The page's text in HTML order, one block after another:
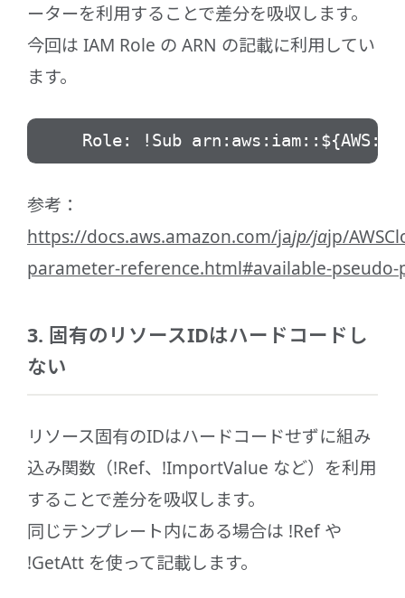
ーターを利用することで差分を吸収します。
今回は IAM Role の ARN の記載に利用してい
ます。
Role: !Sub
参考：
https://docs.aws.amazon.com/jajp/jajp/
parameter-reference.html#available-
3. 固有のリソースIDはハードコードし
ない
リソース固有のIDはハードコードせずに組み
込み関数（!Ref、!ImportValue など）を利用
することで差分を吸収します。
同じテンプレート内にある場合は !Ref や
!GetAtt を使って記載します。